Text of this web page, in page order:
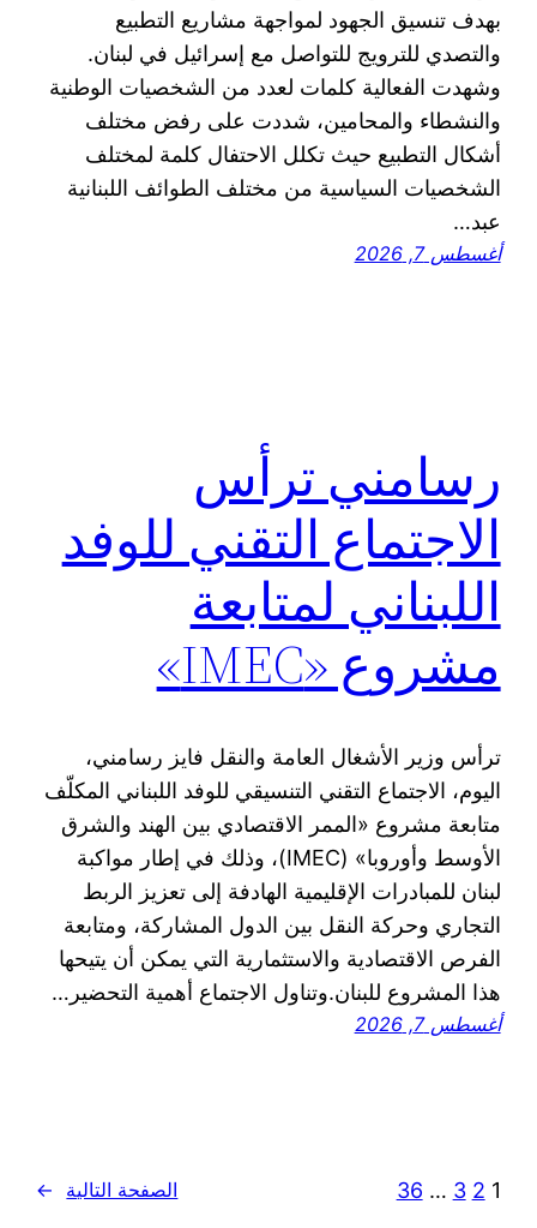
بهدف تنسيق الجهود لمواجهة مشاريع التطبيع
والتصدي للترويج للتواصل مع إسرائيل في لبنان.
وشهدت الفعالية كلمات لعدد من الشخصيات الوطنية
والنشطاء والمحامين، شددت على رفض مختلف
أشكال التطبيع حيث تكلل الاحتفال كلمة لمختلف
الشخصيات السياسية من مختلف الطوائف اللبنانية
عبد…
أغسطس 7, 2026
رسامني ترأس
الاجتماع التقني للوفد
اللبناني لمتابعة
مشروع «IMEC»
ترأس وزير الأشغال العامة والنقل فايز رسامني،
اليوم، الاجتماع التقني التنسيقي للوفد اللبناني المكلّف
متابعة مشروع «الممر الاقتصادي بين الهند والشرق
الأوسط وأوروبا» (IMEC)، وذلك في إطار مواكبة
لبنان للمبادرات الإقليمية الهادفة إلى تعزيز الربط
التجاري وحركة النقل بين الدول المشاركة، ومتابعة
الفرص الاقتصادية والاستثمارية التي يمكن أن يتيحها
هذا المشروع للبنان.وتناول الاجتماع أهمية التحضير…
أغسطس 7, 2026
1
2
3
…
36 الصفحة التالية →